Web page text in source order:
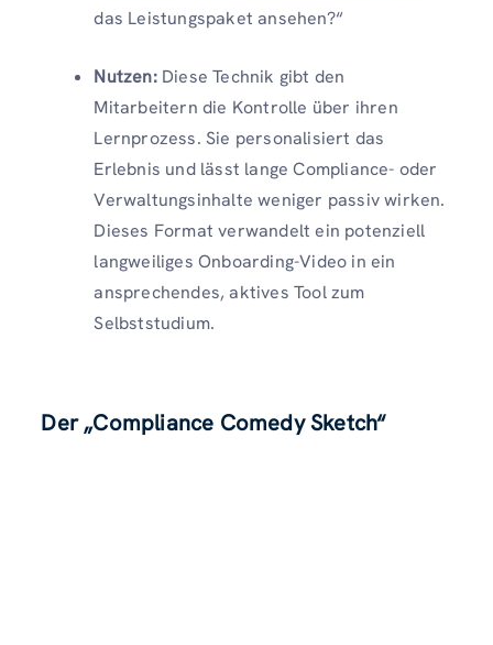
das Leistungspaket ansehen?“
Nutzen:Diese Technik gibt den
Mitarbeitern die Kontrolle über ihren
Lernprozess. Sie personalisiert das
Erlebnis und lässt lange Compliance- oder
Verwaltungsinhalte weniger passiv wirken.
Dieses Format verwandelt ein potenziell
langweiliges Onboarding-Video in ein
ansprechendes, aktives Tool zum
Selbststudium.
Der „Compliance Comedy Sketch“